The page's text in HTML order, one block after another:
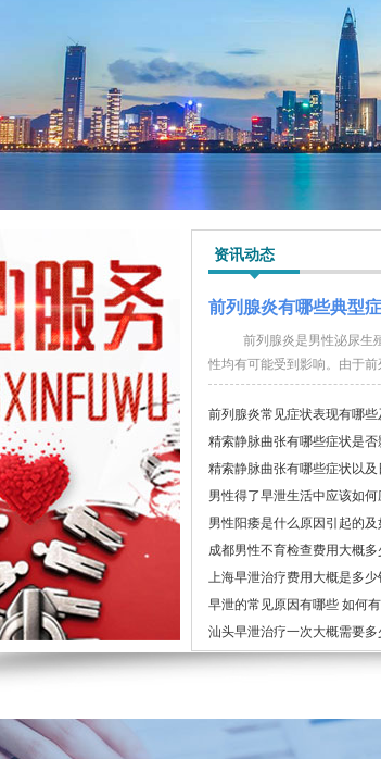
资讯动态
前列腺炎有哪些典型
理方法前列腺炎是男性泌尿生
性均有可能受到影响。由于前
前列腺炎常见症状表现有哪
精索静脉曲张有哪些症状是
精索静脉曲张有哪些症状以
男性得了早泄生活中应该如何
男性阳痿是什么原因引起的
成都男性不育检查费用大概多
上海早泄治疗费用大概是多
早泄的常见原因有哪些 如何
汕头早泄治疗一次大概需要多